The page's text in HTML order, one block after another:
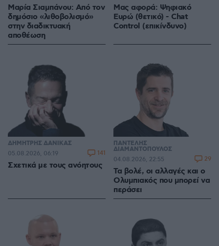
Μαρία Σιαμπάνου: Από τον
δημόσιο «λιθοβολισμό»
στην διαδικτυακή
αποθέωση
Μας αφορά: Ψηφιακό
Ευρώ (θετικό) - Chat
Control (επικίνδυνο)
ΔΗΜΗΤΡΗΣ ΔΑΝΙΚΑΣ
Σχετικά με τους ανόητους
05.08.2026, 06:19 141
ΠΑΝΤΕΛΗΣ
ΔΙΑΜΑΝΤΟΠΟΥΛΟΣ
Τα βολέ, οι αλλαγές και ο
Ολυμπιακός που μπορεί να
περάσει
04.08.2026, 22:55 29